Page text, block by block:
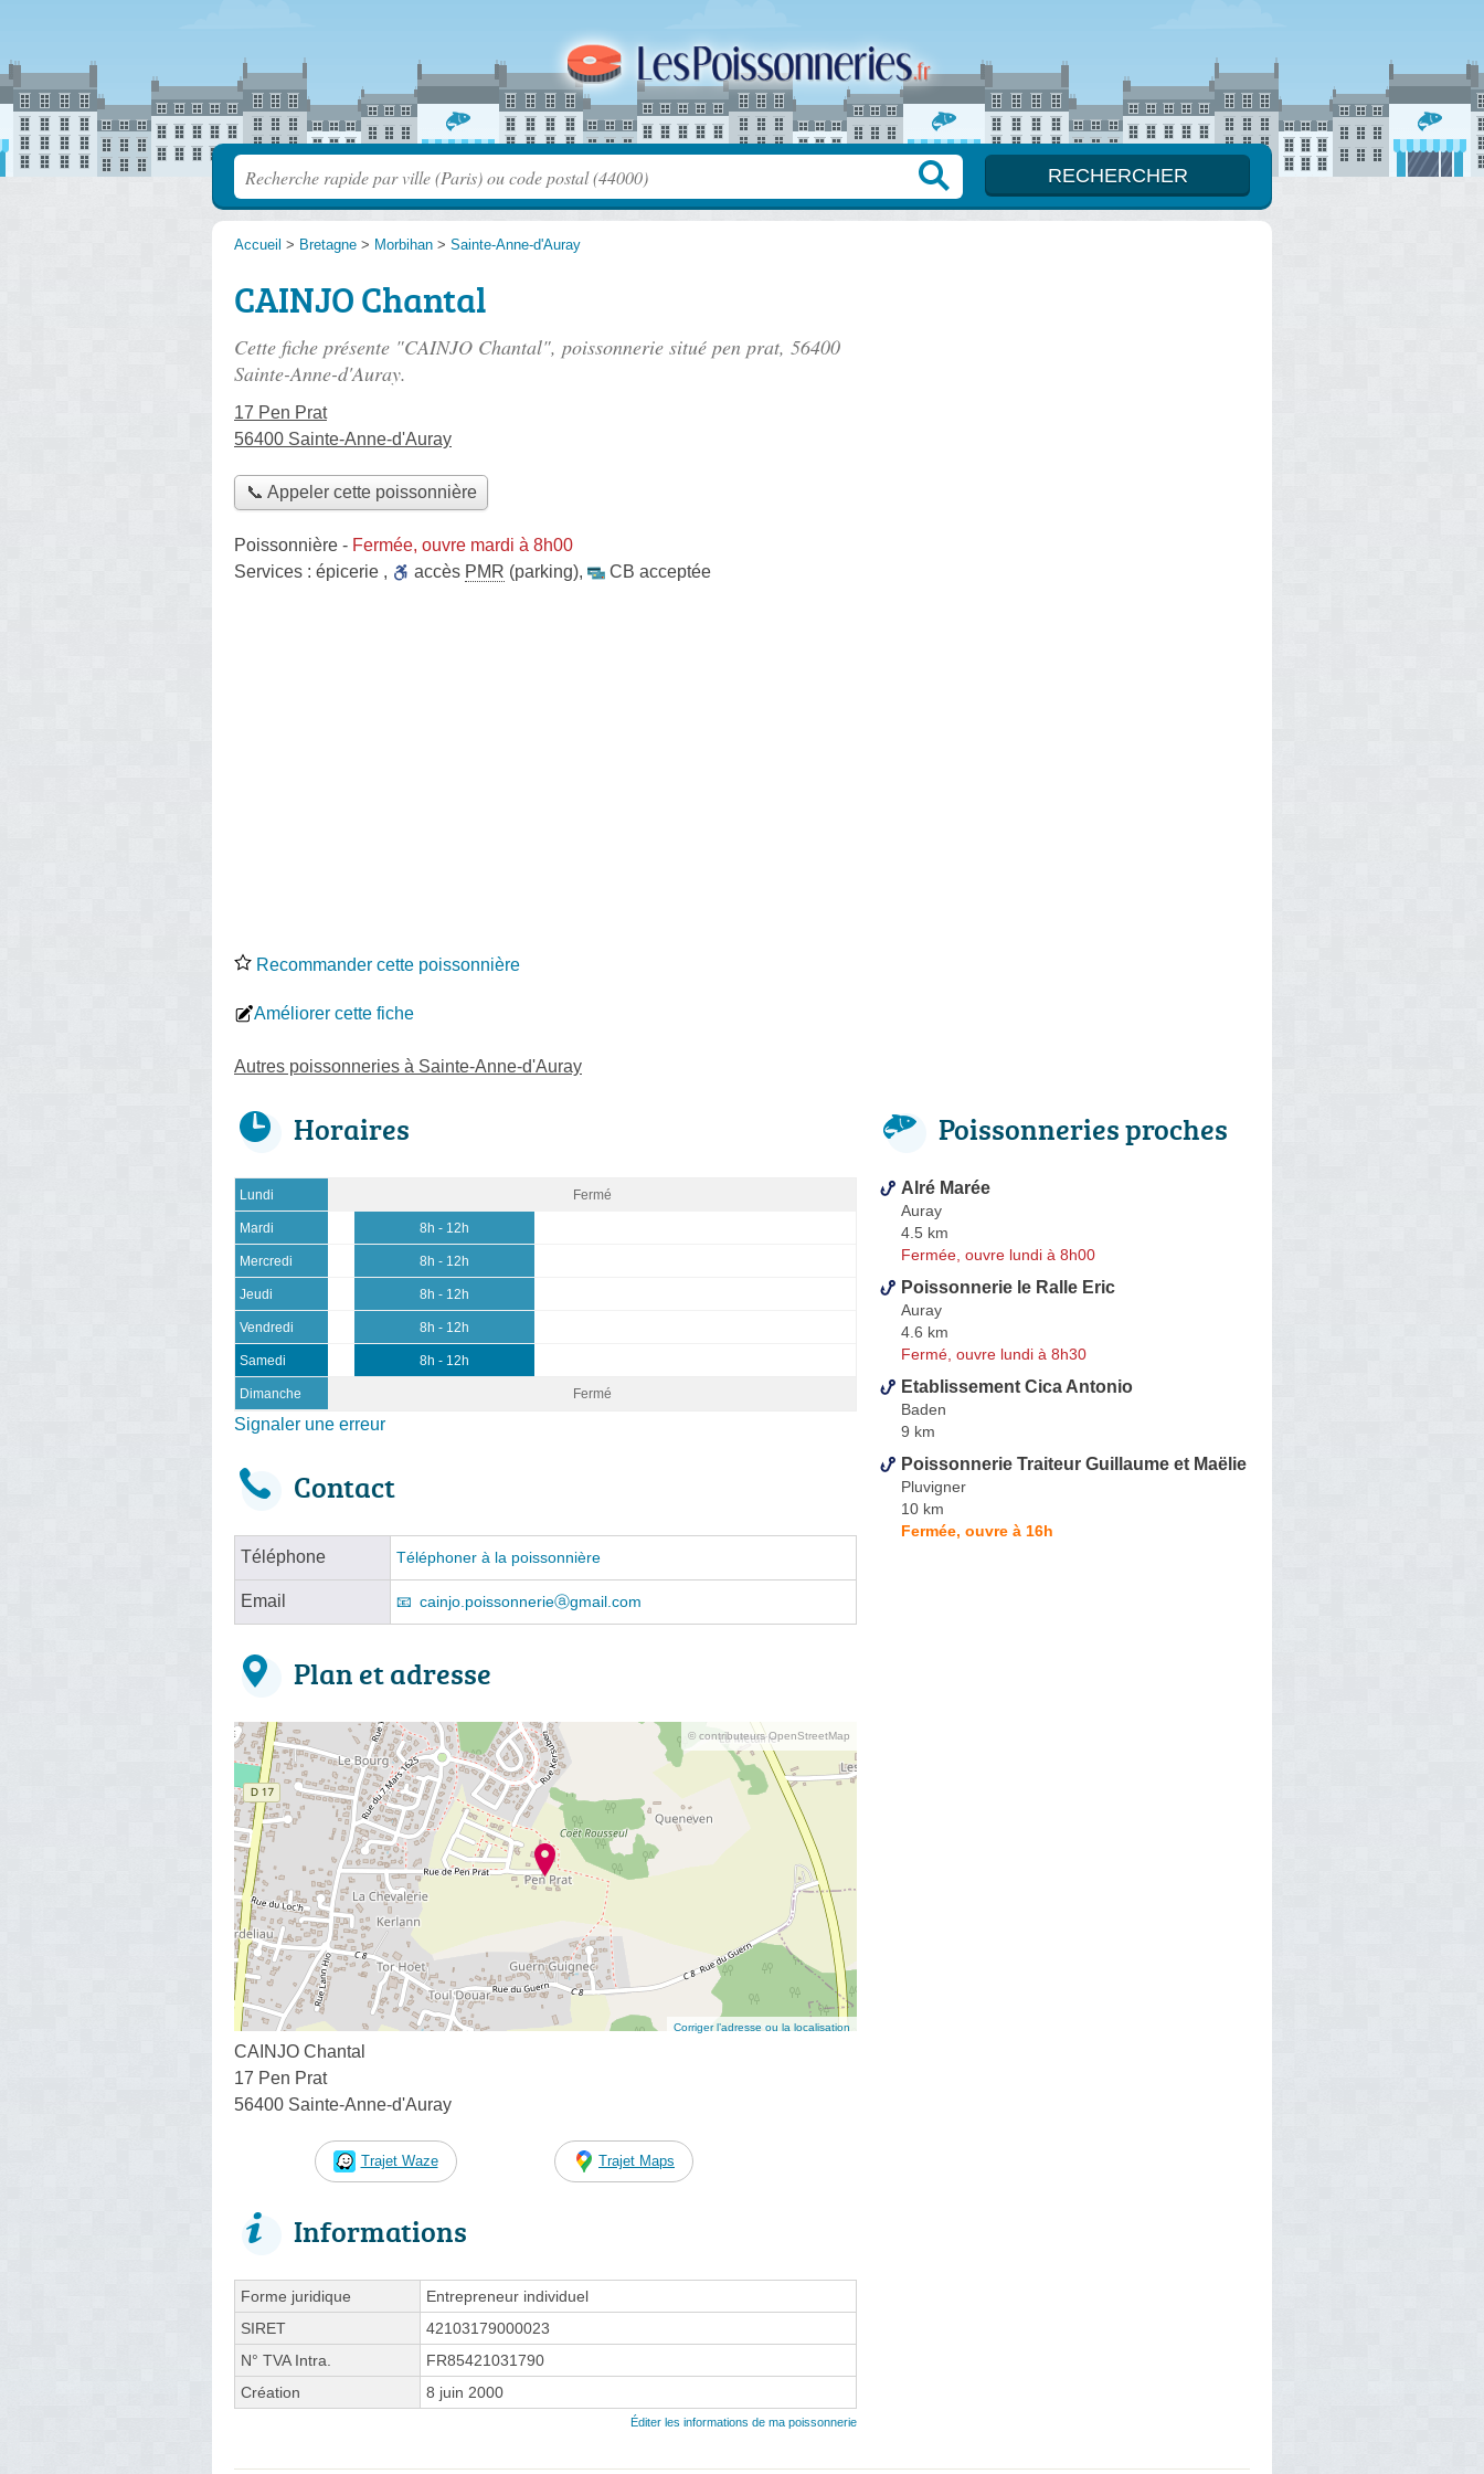
Accueil > Bretagne > Morbihan > Sainte-Anne-d'Auray
CAINJO Chantal
Cette fiche présente "CAINJO Chantal", poissonnerie situé pen prat, 56400
Sainte-Anne-d'Auray.
17 Pen Prat
56400 Sainte-Anne-d'Auray
📞 Appeler cette poissonnière
Poissonnière - Fermée, ouvre mardi à 8h00
Services : épicerie , accès PMR (parking), CB acceptée
Recommander cette poissonnière
Améliorer cette fiche
Autres poissonneries à Sainte-Anne-d'Auray
Horaires
Lundi Fermé
Mardi 8h - 12h
Mercredi 8h - 12h
Jeudi 8h - 12h
Vendredi 8h - 12h
Samedi 8h - 12h
Dimanche Fermé
Signaler une erreur
Contact
Téléphone Téléphoner à la poissonnière
Email cainjo.poissonnerieⓐgmail.com
Plan et adresse
© contributeurs OpenStreetMap
Corriger l’adresse ou la localisation
CAINJO Chantal
17 Pen Prat
56400 Sainte-Anne-d'Auray
Trajet Waze Trajet Maps
Informations
Forme juridique
Entrepreneur individuel
SIRET
42103179000023
N° TVA Intra.
FR85421031790
Création
8 juin 2000
Éditer les informations de ma poissonnerie
Poissonneries proches
Alré Marée
Auray
4.5 km
Fermée, ouvre lundi à 8h00
Poissonnerie le Ralle Eric
Auray
4.6 km
Fermé, ouvre lundi à 8h30
Etablissement Cica Antonio
Baden
9 km
Poissonnerie Traiteur Guillaume et Maëlie
Pluvigner
10 km
Fermée, ouvre à 16h